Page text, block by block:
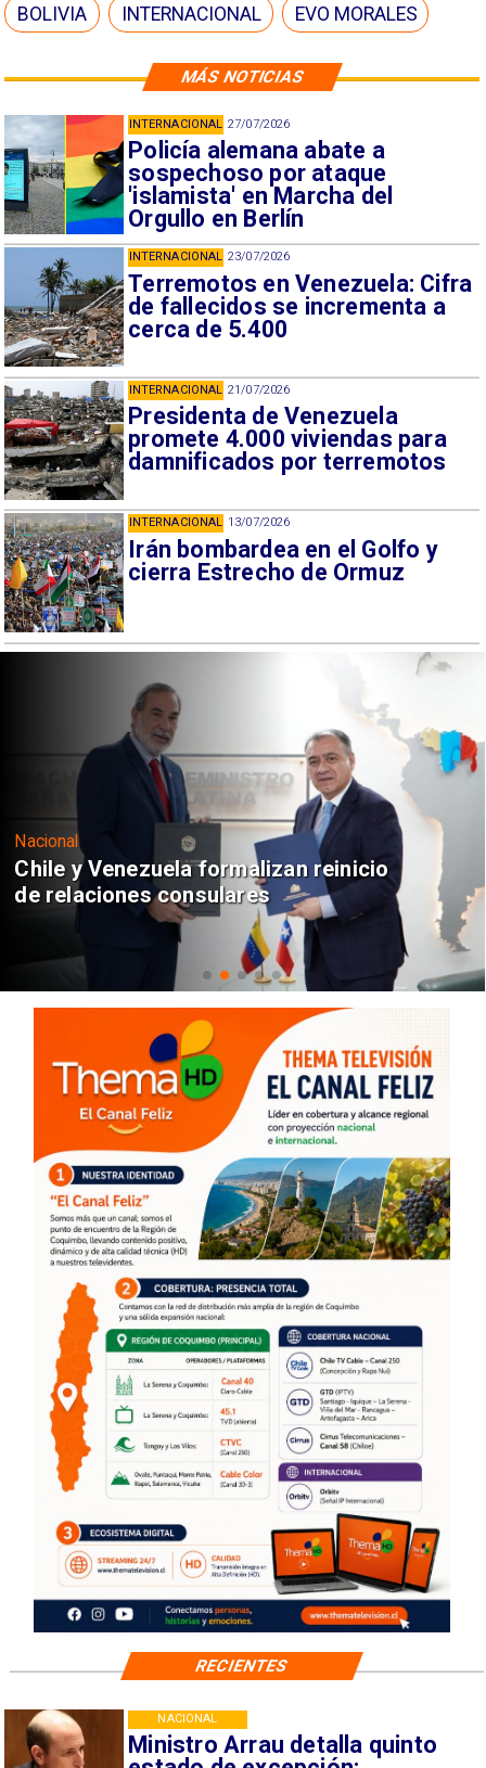
MÁS NOTICIAS
27/07/2026
Policía alemana abate a
sospechoso por ataque
'islamista' en Marcha del
Orgullo en Berlín
INTERNACIONAL
23/07/2026
Terremotos en Venezuela: Cifra
de fallecidos se incrementa a
cerca de 5.400
INTERNACIONAL
21/07/2026
Presidenta de Venezuela
promete 4.000 viviendas para
damnificados por terremotos
INTERNACIONAL
13/07/2026
Irán bombardea en el Golfo y
cierra Estrecho de Ormuz
INTERNACIONAL
BOLIVIA INTERNACIONAL EVO MORALES
Nacional
Chile y Venezuela formalizan reinicio
de relaciones consulares
Ministro Arrau detalla quinto
NACIONAL
RECIENTES